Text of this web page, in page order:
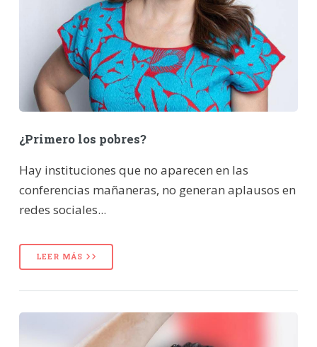
¿Primero los pobres?
Hay instituciones que no aparecen en las
conferencias mañaneras, no generan aplausos en
redes sociales...
LEER MÁS